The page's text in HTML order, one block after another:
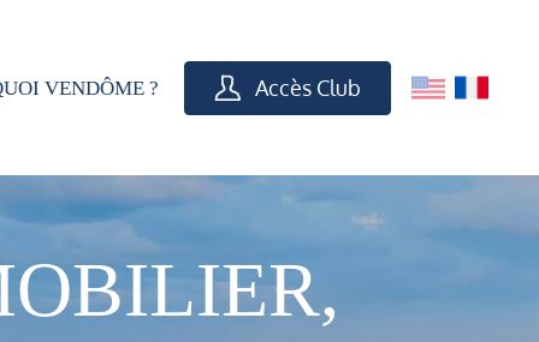
VENDÔME ? Accès Club